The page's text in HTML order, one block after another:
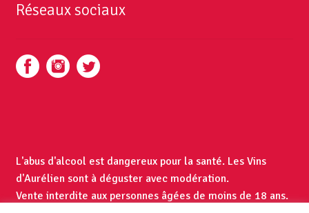
Réseaux sociaux
L'abus d'alcool est dangereux pour la santé. Les Vins
d'Aurélien sont à déguster avec modération.
Vente interdite aux personnes âgées de moins de 18 ans.